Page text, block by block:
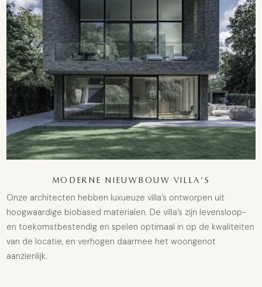
MODERNE NIEUWBOUW VILLA’S
Onze architecten hebben luxueuze villa’s ontworpen uit
hoogwaardige biobased materialen. De villa’s zijn levensloop-
en toekomstbestendig en spelen optimaal in op de kwaliteiten
van de locatie, en verhogen daarmee het woongenot
aanzienlijk.